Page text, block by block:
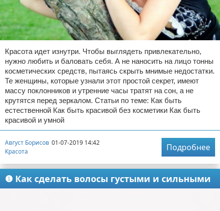
Красота идет изнутри. Чтобы выглядеть привлекательно,
нужно любить и баловать себя. А не наносить на лицо тонны
косметических средств, пытаясь скрыть мнимые недостатки.
Те женщины, которые узнали этот простой секрет, имеют
массу поклонников и утренние часы тратят на сон, а не
крутятся перед зеркалом. Статьи по теме: Как быть
естественной Как быть красивой без косметики Как быть
красивой и умной
Август Борисов 01-07-2019 14:42
Красота
Подробнее
❶ Как сделать волосы густыми и сильными